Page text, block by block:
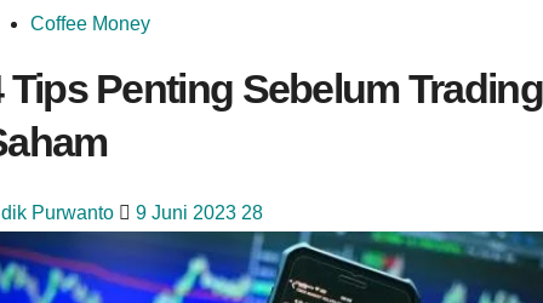
Coffee Money
Tips Penting Sebelum Trading
Purwanto 9 Juni 2023 28